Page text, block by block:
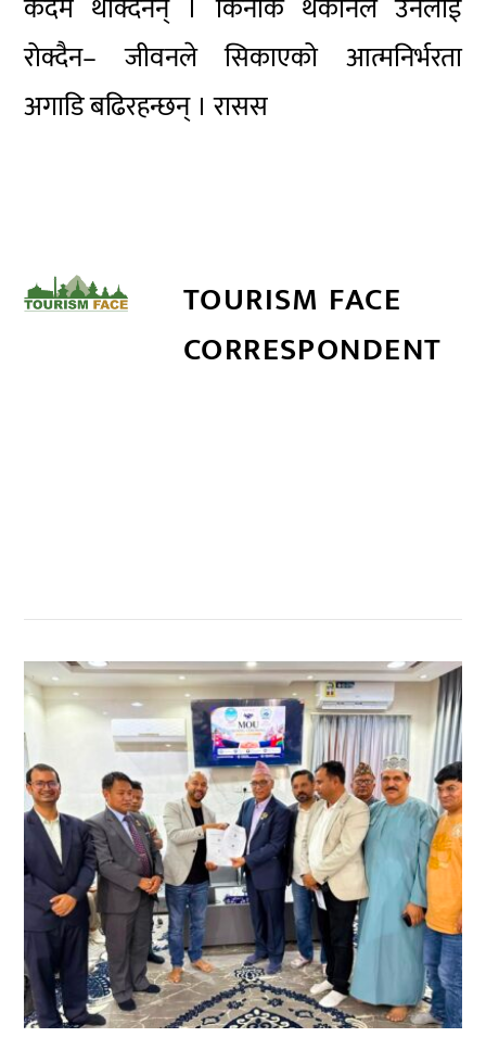
कदम थाक्दैनन् । किनकि थकानले उनलाई
रोक्दैन– जीवनले सिकाएको आत्मनिर्भरता
अगाडि बढिरहन्छन् । रासस
TOURISM FACE
CORRESPONDENT
,,